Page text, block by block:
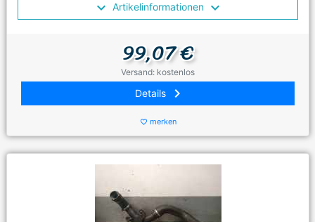
Artikelinformationen
99,07 €
Versand: kostenlos
Details keyboard_arrow_right
favorite_border merken